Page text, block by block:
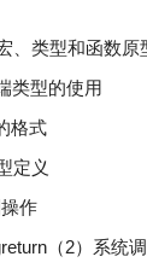
、类型和函数原
类型的使用
格式
定义
作
（2）系统